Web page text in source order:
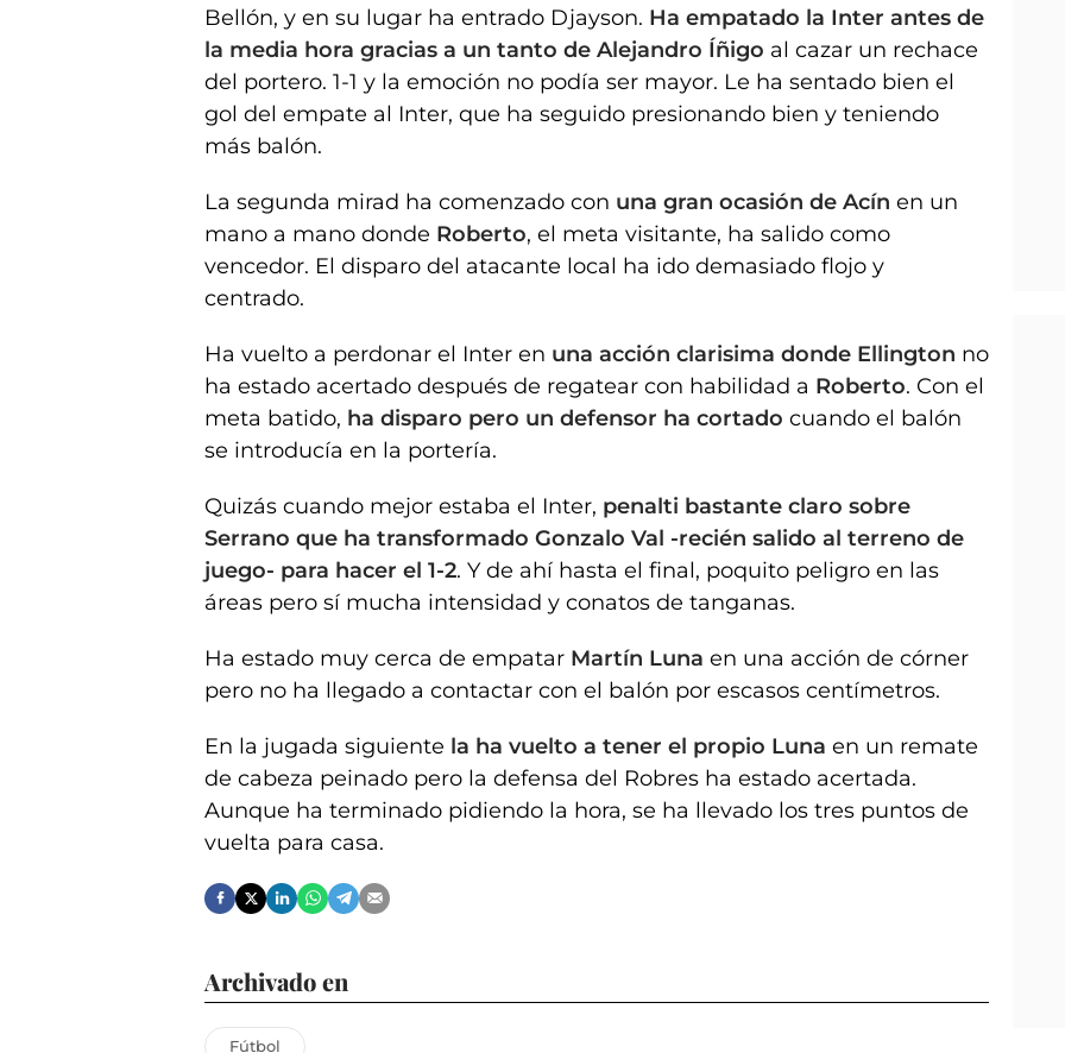
Bellón, y en su lugar ha entrado Djayson. Ha empatado la Inter antes de
la media hora gracias a un tanto de Alejandro Íñigo al cazar un rechace
del portero. 1-1 y la emoción no podía ser mayor. Le ha sentado bien el
gol del empate al Inter, que ha seguido presionando bien y teniendo
más balón.
La segunda mirad ha comenzado con una gran ocasión de Acín en un
mano a mano donde Roberto, el meta visitante, ha salido como
vencedor. El disparo del atacante local ha ido demasiado flojo y
centrado.
Ha vuelto a perdonar el Inter en una acción clarisima donde Ellington no
ha estado acertado después de regatear con habilidad a Roberto. Con el
meta batido, ha disparo pero un defensor ha cortado cuando el balón
se introducía en la portería.
Quizás cuando mejor estaba el Inter, penalti bastante claro sobre
Serrano que ha transformado Gonzalo Val -recién salido al terreno de
juego- para hacer el 1-2. Y de ahí hasta el final, poquito peligro en las
áreas pero sí mucha intensidad y conatos de tanganas.
Ha estado muy cerca de empatar Martín Luna en una acción de córner
pero no ha llegado a contactar con el balón por escasos centímetros.
En la jugada siguiente la ha vuelto a tener el propio Luna en un remate
de cabeza peinado pero la defensa del Robres ha estado acertada.
Aunque ha terminado pidiendo la hora, se ha llevado los tres puntos de
vuelta para casa.
Archivado en
Fútbol